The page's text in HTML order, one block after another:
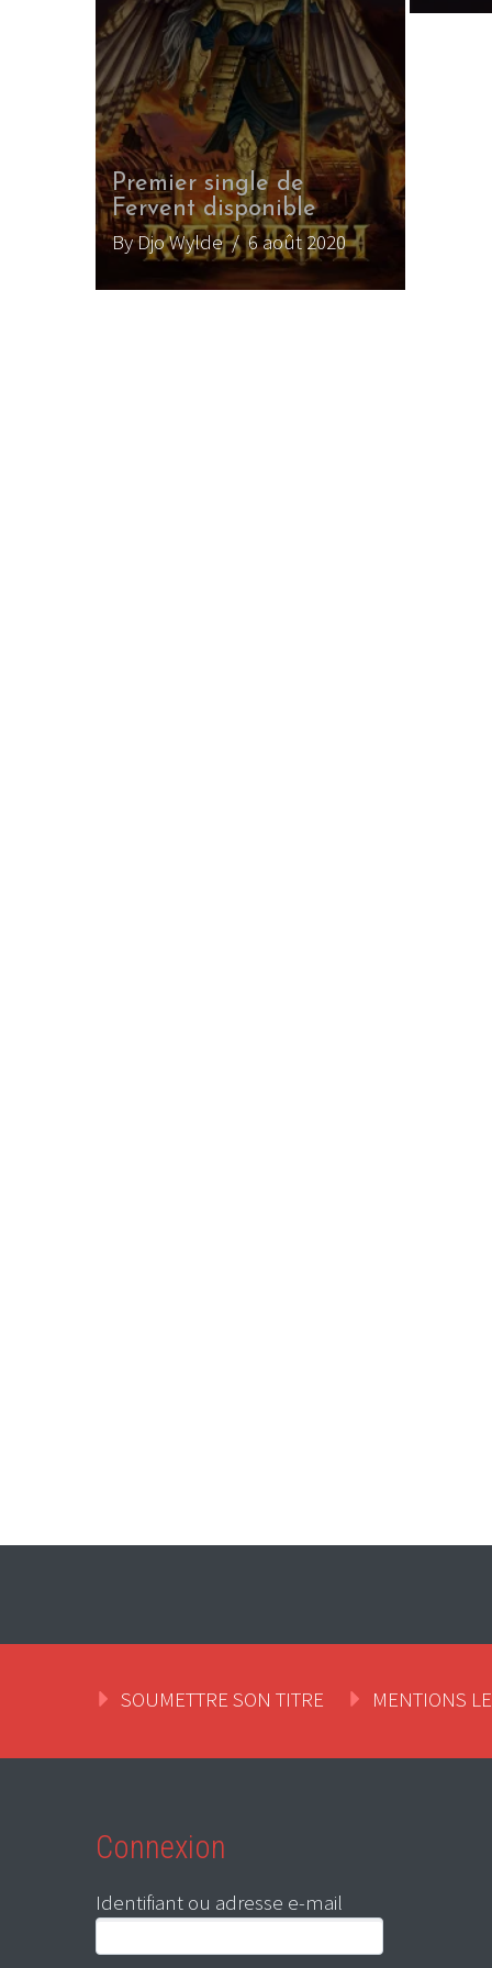
Premier single de
Fervent disponible
By Djo Wylde/ 6 août 2020
SOUMETTRE SON TITRE MENTIONS
Connexion
Identifiant ou adresse e-mail